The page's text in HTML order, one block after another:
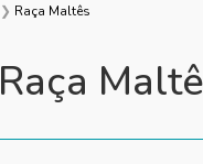
❯ Raça Maltês
Raça